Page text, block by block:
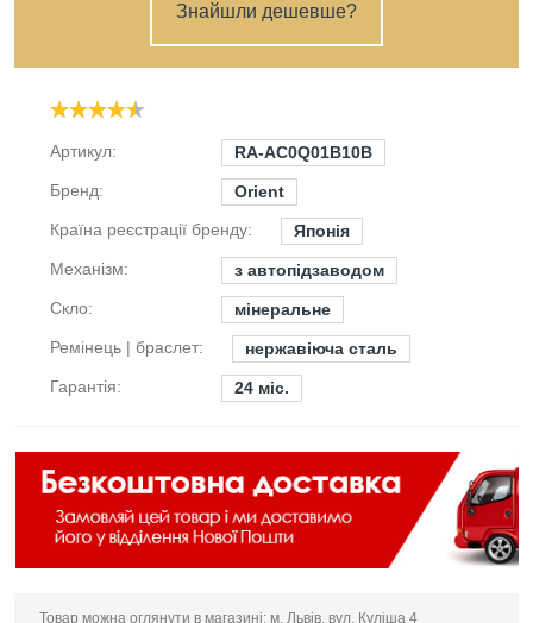
Знайшли дешевше?
Артикул:
RA-AC0Q01B10B
Бренд:
Orient
Країна реєстрації бренду:
Японія
Механізм:
з автопідзаводом
Скло:
мінеральне
Ремінець | браслет:
нержавіюча сталь
Гарантія:
24 міс.
Товар можна оглянути в магазині: м. Львів, вул. Куліша 4